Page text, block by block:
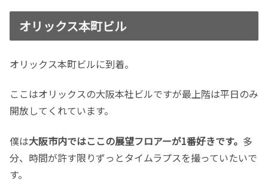
オリックス本町ビル
オリックス本町ビルに到着。
ここはオリックスの大阪本社ビルですが最上階は平日のみ
開放してくれています。
僕は大阪市内ではここの展望フロアーが1番好きです。 多
分、時間が許す限りずっとタイムラプスを撮っていたいで
す。